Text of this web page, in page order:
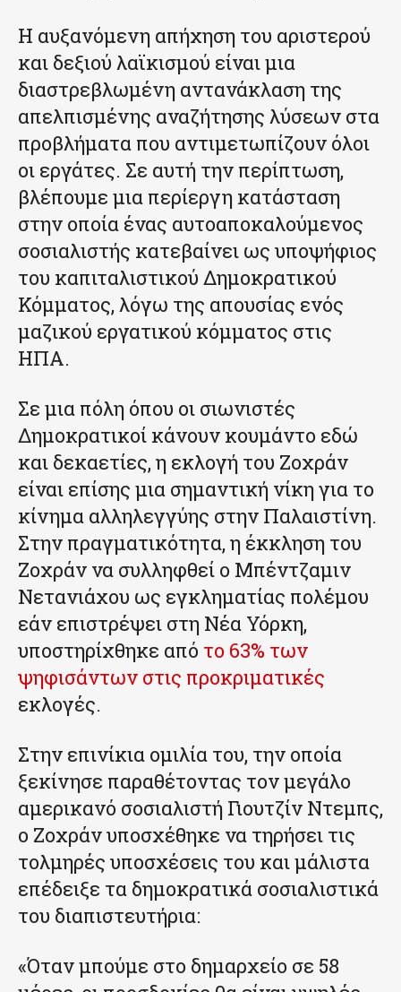
Η αυξανόμενη απήχηση του αριστερού
και δεξιού λαϊκισμού είναι μια
διαστρεβλωμένη αντανάκλαση της
απελπισμένης αναζήτησης λύσεων στα
προβλήματα που αντιμετωπίζουν όλοι
οι εργάτες. Σε αυτή την περίπτωση,
βλέπουμε μια περίεργη κατάσταση
στην οποία ένας αυτοαποκαλούμενος
σοσιαλιστής κατεβαίνει ως υποψήφιος
του καπιταλιστικού Δημοκρατικού
Κόμματος, λόγω της απουσίας ενός
μαζικού εργατικού κόμματος στις
ΗΠΑ.
Σε μια πόλη όπου οι σιωνιστές
Δημοκρατικοί κάνουν κουμάντο εδώ
και δεκαετίες, η εκλογή του Ζοχράν
είναι επίσης μια σημαντική νίκη για το
κίνημα αλληλεγγύης στην Παλαιστίνη.
Στην πραγματικότητα, η έκκληση του
Ζοχράν να συλληφθεί ο Μπέντζαμιν
Νετανιάχου ως εγκληματίας πολέμου
εάν επιστρέψει στη Νέα Υόρκη,
υποστηρίχθηκε από το 63% των
ψηφισάντων στις προκριματικές
εκλογές.
Στην επινίκια ομιλία του, την οποία
ξεκίνησε παραθέτοντας τον μεγάλο
αμερικανό σοσιαλιστή Γιουτζίν Ντεμπς,
ο Ζοχράν υποσχέθηκε να τηρήσει τις
τολμηρές υποσχέσεις του και μάλιστα
επέδειξε τα δημοκρατικά σοσιαλιστικά
του διαπιστευτήρια:
«Όταν μπούμε στο δημαρχείο σε 58